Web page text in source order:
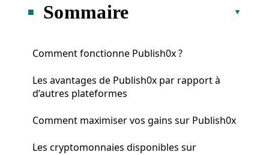
Sommaire
Comment fonctionne Publish0x ?
Les avantages de Publish0x par rapport à
d’autres plateformes
Comment maximiser vos gains sur Publish0x
Les cryptomonnaies disponibles sur